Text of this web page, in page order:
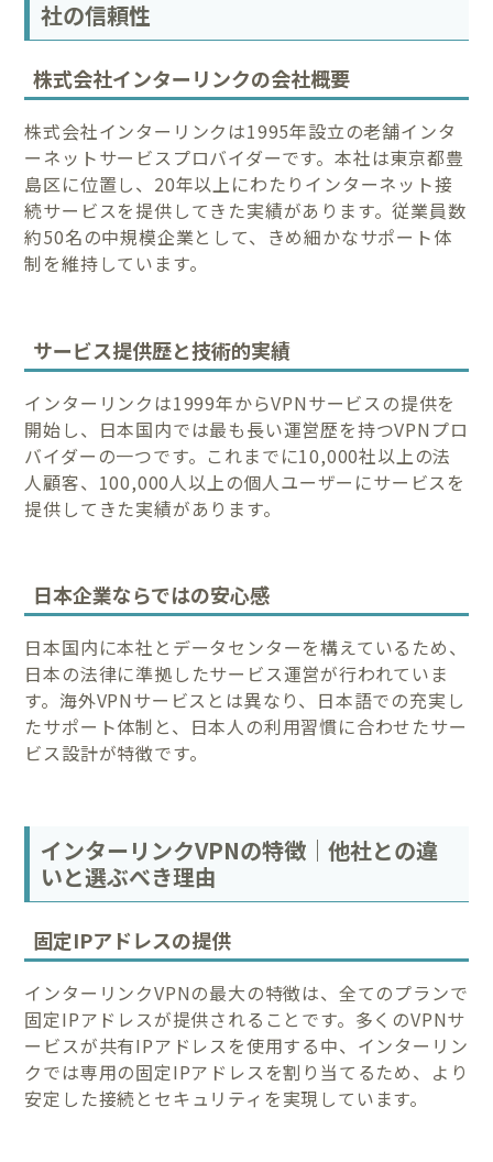
社の信頼性
株式会社インターリンクの会社概要
株式会社インターリンクは1995年設立の老舗インタ
ーネットサービスプロバイダーです。本社は東京都豊
島区に位置し、20年以上にわたりインターネット接
続サービスを提供してきた実績があります。従業員数
約50名の中規模企業として、きめ細かなサポート体
制を維持しています。
サービス提供歴と技術的実績
インターリンクは1999年からVPNサービスの提供を
開始し、日本国内では最も長い運営歴を持つVPNプロ
バイダーの一つです。これまでに10,000社以上の法
人顧客、100,000人以上の個人ユーザーにサービスを
提供してきた実績があります。
日本企業ならではの安心感
日本国内に本社とデータセンターを構えているため、
日本の法律に準拠したサービス運営が行われていま
す。海外VPNサービスとは異なり、日本語での充実し
たサポート体制と、日本人の利用習慣に合わせたサー
ビス設計が特徴です。
インターリンクVPNの特徴｜他社との違
いと選ぶべき理由
固定IPアドレスの提供
インターリンクVPNの最大の特徴は、全てのプランで
固定IPアドレスが提供されることです。多くのVPNサ
ービスが共有IPアドレスを使用する中、インターリン
クでは専用の固定IPアドレスを割り当てるため、より
安定した接続とセキュリティを実現しています。